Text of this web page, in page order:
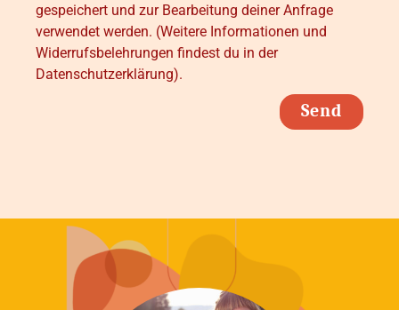
gespeichert und zur Bearbeitung deiner Anfrage
verwendet werden. (Weitere Informationen und
Widerrufsbelehrungen findest du in der
Datenschutzerklärung).
Send